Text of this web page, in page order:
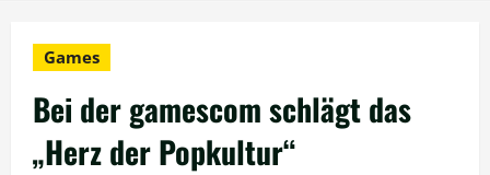
Games
Bei der gamescom schlägt das
„Herz der Popkultur“